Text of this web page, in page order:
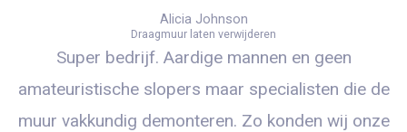
Alicia Johnson
Draagmuur laten verwijderen
Super bedrijf. Aardige mannen en geen
amateuristische slopers maar specialisten die de
muur vakkundig demonteren. Zo konden wij onze